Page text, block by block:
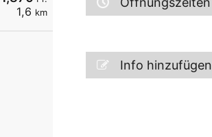
1,6 km
Info hinzufügen